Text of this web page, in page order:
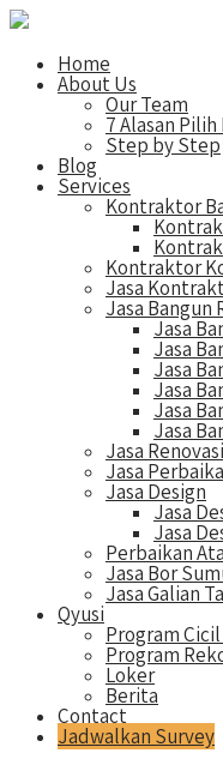
Home
About Us
Our Team
7 Alasan Pilih
Step by Step
Blog
Services
Kontraktor
Kontraktor
Jasa
Jasa Bangun
Jasa
Jasa
Jasa
Jasa
Jasa
Jasa
Jasa
Jasa
Jasa Design
Jasa
Jasa
Perbaikan
Jasa Bor
Jasa Galian
Qyusi
Program
Program
Loker
Berita
Contact
Jadwalkan Survey